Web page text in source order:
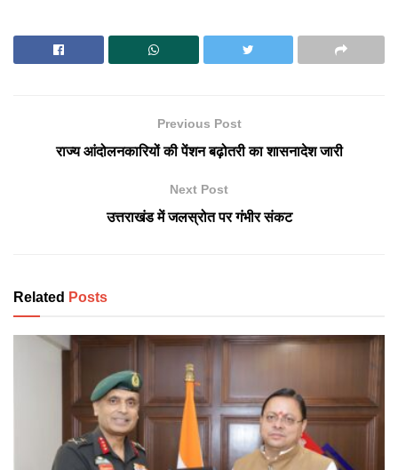
Previous Post
राज्य आंदोलनकारियों की पेंशन बढ़ोतरी का शासनादेश जारी
Next Post
उत्तराखंड में जलस्रोत पर गंभीर संकट
Related Posts